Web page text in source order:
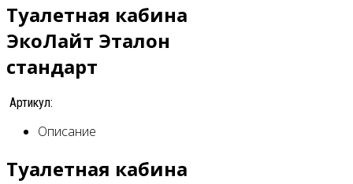
Туалетная кабина
ЭкоЛайт Эталон
стандарт
Артикул:
Описание
Туалетная кабина